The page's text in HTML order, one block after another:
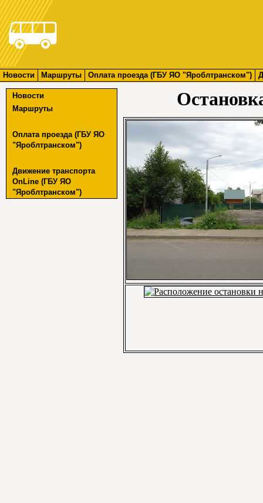
Новости Маршруты Оплата проезда (ГБУ ЯО "Яроблтранском")
Новости
Маршруты
Оплата проезда (ГБУ ЯО
"Яроблтранском")
Движение транспорта
OnLine (ГБУ ЯО
"Яроблтранском")